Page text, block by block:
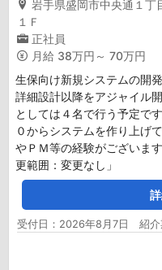
岩手県盛岡市中央通１丁
１Ｆ
正社員
月給 38万円～ 70万円
生保向け新規システムの開
詳細設計以降をアジャイル
としては４名で行う予定で
０からシステムを作り上げ
やＰＭ等の経験がございま
更範囲：変更なし」
受付日：2026年8月7日 紹介